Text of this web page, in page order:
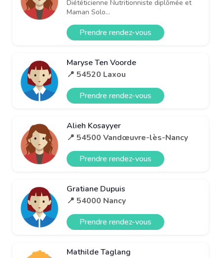
Diététicienne Nutritionniste diplômée et
Maman Solo...
Prendre rendez-vous
Maryse Ten Voorde
📍 54520 Laxou
Prendre rendez-vous
Alieh Kosayyer
📍 54500 Vandœuvre-lès-Nancy
Prendre rendez-vous
Gratiane Dupuis
📍 54000 Nancy
Prendre rendez-vous
Mathilde Taglang